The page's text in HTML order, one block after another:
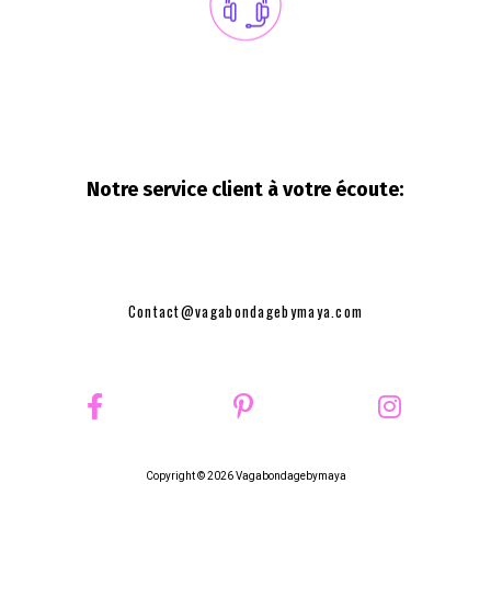
Notre service client à votre écoute:
Contact@vagabondagebymaya.com
Copyright © 2026 Vagabondagebymaya